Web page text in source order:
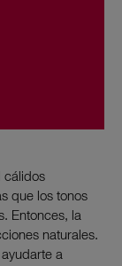
cálidos
que los tonos
Entonces, la
naturales.
a